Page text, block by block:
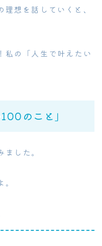
想を話していくと、
私の「人生で叶えたい
のこと」
した。